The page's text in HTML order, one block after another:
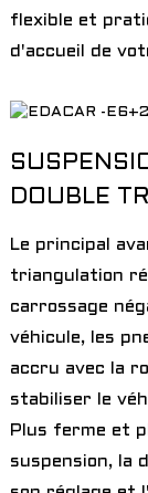
flexible et
d'accueil de
DOUBLE
Le principal
triangulation
carrossage
véhicule, les
accru avec la
stabiliser le
Plus ferme et
suspension, la